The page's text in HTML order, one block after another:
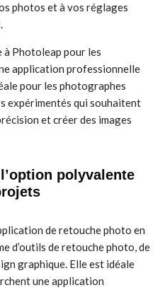
photos et à vos réglages
Photoleap pour les
application professionnelle
pour les photographes
expérimentés qui souhaitent
et créer des images
polyvalente
de retouche photo en
d’outils de retouche photo, de
graphique. Elle est idéale
une application